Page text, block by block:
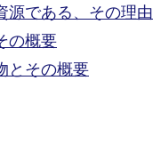
源である、その理由
の概要
とその概要